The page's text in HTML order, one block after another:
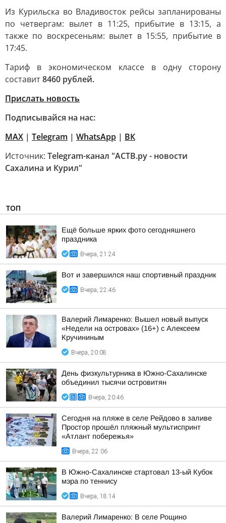
Из Курильска во Владивосток рейсы запланированы
по четвергам: вылет в 11:25, прибытие в 13:15, а
также по воскресеньям: вылет в 15:55, прибытие в
17:45.
Тариф в экономическом классе в одну сторону
составит8460 рублей.
Прислать новость
Подписывайся на нас:
MAX | Telegram | WhatsApp | ВК
Источник: Telegram-канал "АСТВ.ру - новости
Сахалина и Курил"
ТОП
Ещё больше ярких фото сегодняшнего
праздника
Вчера, 21:24
Вот и завершился наш спортивный праздник
Вчера, 22:46
Валерий Лимаренко: Вышел новый выпуск
«Недели на островах» (16+) с Алексеем
Кручининым
Вчера, 20:08
День физкультурника в Южно-Сахалинске
объединил тысячи островитян
Вчера, 20:46
Сегодня на пляже в селе Рейдово в заливе
Простор прошёл пляжный мультиспринт
«Атлант побережья»
Вчера, 22:06
В Южно-Сахалинске стартовал 13-ый Кубок
мэра по теннису
Вчера, 18:14
Валерий Лимаренко: В селе Рощино